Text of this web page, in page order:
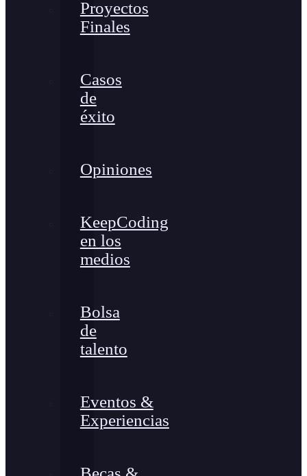
Proyectos
Finales
Casos
de
éxito
Opiniones
KeepCoding
en los
medios
Bolsa
de
talento
Eventos &
Experiencias